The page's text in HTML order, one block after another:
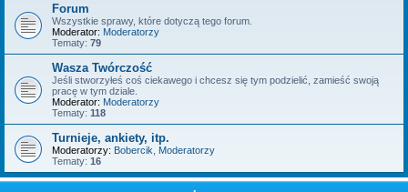
Forum
Wszystkie sprawy, które dotyczą tego forum.
Moderator: Moderatorzy
Tematy: 79
Wasza Twórczość
Jeśli stworzyłeś coś ciekawego i chcesz się tym podzielić, zamieść swoją
pracę w tym dziale.
Moderator: Moderatorzy
Tematy: 118
Turnieje, ankiety, itp.
Moderatorzy: Bobercik
Moderatorzy
Tematy: 16